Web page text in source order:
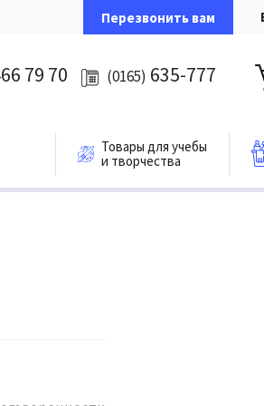
Перезвонить вам
79 70 (0165) 635-777
Товары для учебы
и творчества